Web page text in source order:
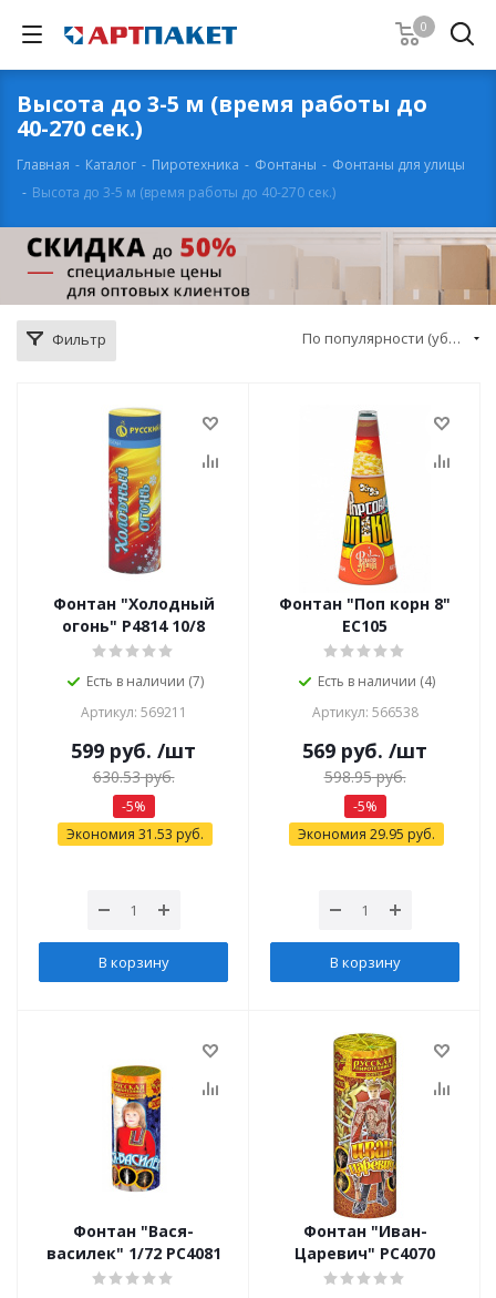
0
Высота до 3-5 м (время работы до
40-270 сек.)
Главная - Каталог - Пиротехника - Фонтаны - Фонтаны для улицы
- Высота до 3-5 м (время работы до 40-270 сек.)
Фильтр По популярности (убывание)
Фонтан "Холодный
огонь" Р4814 10/8
Есть в наличии (7)
Артикул: 569211
599 руб. /шт
630.53руб.
-5%
Экономия 31.53 руб.
В корзину
Фонтан "Поп корн 8"
ЕС105
Есть в наличии (4)
Артикул: 566538
569 руб. /шт
598.95руб.
-5%
Экономия 29.95 руб.
В корзину
Фонтан "Вася-
василек" 1/72 РС4081
Фонтан "Иван-
Царевич" РС4070